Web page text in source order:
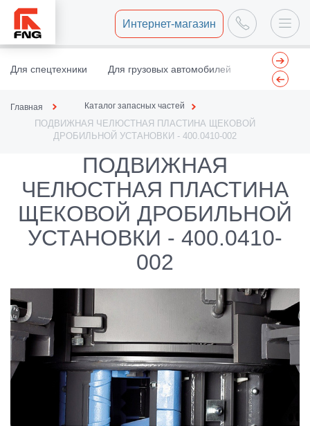
Интернет-магазин
Для спецтехники Для грузовых автомобилей Центр
Главная Каталог запасных частей
ПОДВИЖНАЯ ЧЕЛЮСТНАЯ ПЛАСТИНА ЩЕКОВОЙ
ДРОБИЛЬНОЙ УСТАНОВКИ - 400.0410-002
ПОДВИЖНАЯ
ЧЕЛЮСТНАЯ ПЛАСТИНА
ЩЕКОВОЙ ДРОБИЛЬНОЙ
УСТАНОВКИ - 400.0410-
002